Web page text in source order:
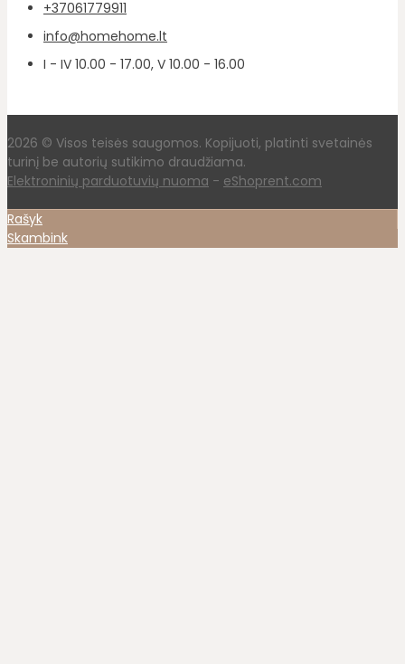
+37061779911
info@homehome.lt
I - IV 10.00 - 17.00, V 10.00 - 16.00
2026 © Visos teisės saugomos. Kopijuoti, platinti svetainės
turinį be autorių sutikimo draudžiama.
Elektroninių parduotuvių nuoma - eShoprent.com
Rašyk
Skambink